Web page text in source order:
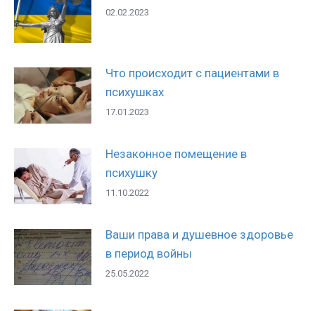
02.02.2023
Что происходит с пациентами в
психушках
17.01.2023
Незаконное помещение в
психушку
11.10.2022
Ваши права и душевное здоровье
в период войны
25.05.2022